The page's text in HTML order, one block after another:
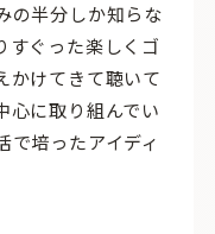
の半分しか知らな
すぐった楽しくゴ
かけてきて聴いて
心に取り組んでい
培ったアイディ